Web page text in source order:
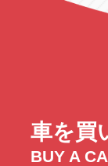
車を買
BUY A